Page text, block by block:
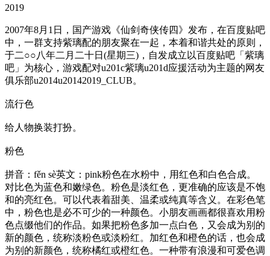
2019
2007年8月1日，国产游戏《仙剑奇侠传四》发布，在百度贴吧
中，一群支持紫璃配的朋友聚在一起，本着和谐共处的原则，
于二○○八年二月二十日(星期三)，自发成立以百度贴吧「紫璃
吧」为核心，游戏配对u201c紫璃u201d应援活动为主题的网友
俱乐部u2014u20142019_CLUB。
流行色
给人物换装打扮。
粉色
拼音：fěn sè英文：pink粉色在水粉中，用红色和白色合成。
对比色为蓝色和嫩绿色。粉色是淡红色，更准确的应该是不饱
和的亮红色。可以代表着甜美、温柔或纯真等含义。在彩色笔
中，粉色也是必不可少的一种颜色。小朋友画画都很喜欢用粉
色点缀他们的作品。如果把粉色多加一点白色，又会成为别的
新的颜色，统称淡粉色或淡粉红。加红色和橙色的话，也会成
为别的新颜色，统称橘红或橙红色。一种带有浪漫和可爱色调